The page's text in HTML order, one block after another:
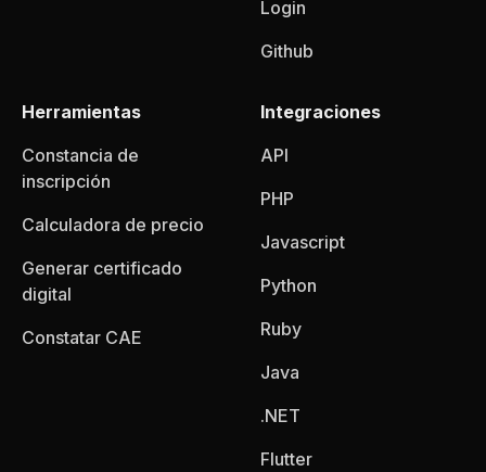
Login
Github
Herramientas
Constancia de
inscripción
Calculadora de precio
Generar certificado
digital
Constatar CAE
Integraciones
API
PHP
Javascript
Python
Ruby
Java
.NET
Flutter